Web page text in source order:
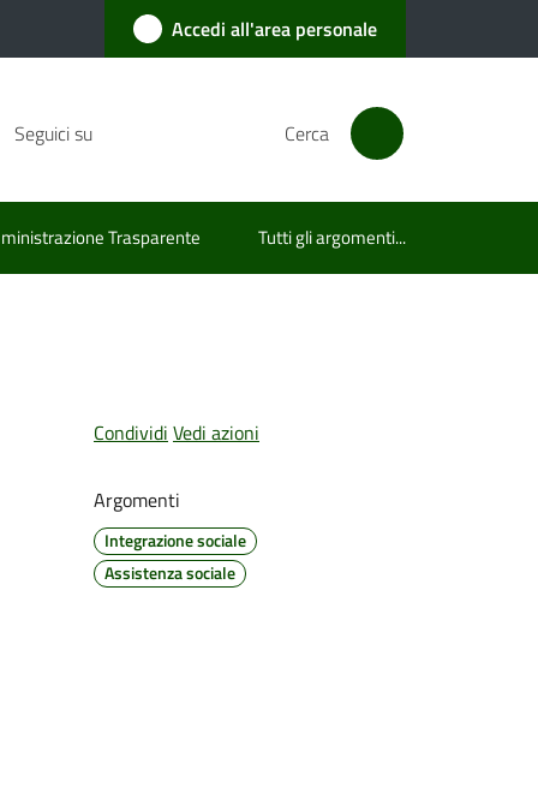
Accedi all'area personale
Seguici su Cerca
Trasparente Tutti gli argomenti...
Condividi Vedi azioni
Argomenti
Integrazione sociale
Assistenza sociale